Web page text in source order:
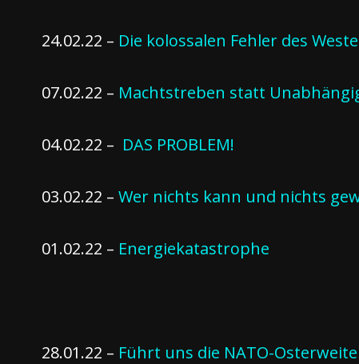
24.02.22 – Die kolossalen Fehler des
07.02.22 – Machtstreben statt
04.02.22 – DAS PROBLEM!
03.02.22 – Wer nichts kann und nichts
01.02.22 – Energiekatastrophe
28.01.22 – Führt uns die NATO-